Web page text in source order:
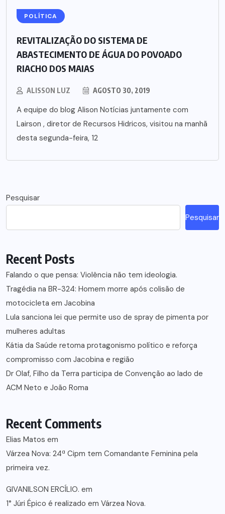
POLÍTICA
REVITALIZAÇÃO DO SISTEMA DE
ABASTECIMENTO DE ÁGUA DO POVOADO
RIACHO DOS MAIAS
ALISSON LUZ AGOSTO 30, 2019
A equipe do blog Alison Notícias juntamente com
Lairson , diretor de Recursos Hidricos, visitou na manhã
desta segunda-feira, 12
Pesquisar
Pesquisar
Recent Posts
Falando o que pensa: Violência não tem ideologia.
Tragédia na BR-324: Homem morre após colisão de
motocicleta em Jacobina
Lula sanciona lei que permite uso de spray de pimenta por
mulheres adultas
Kátia da Saúde retoma protagonismo político e reforça
compromisso com Jacobina e região
Dr Olaf, Filho da Terra participa de Convenção ao lado de
ACM Neto e João Roma
Recent Comments
Elias Matos em
Várzea Nova: 24ª Cipm tem Comandante Feminina pela
primeira vez.
GIVANILSON ERCÍLIO. em
1° Júri Épico é realizado em Várzea Nova.